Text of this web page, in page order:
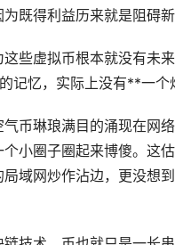
既得利益历来就是阻碍新
些虚拟币根本就没有未
记忆，实际上没有**一个
币琳琅满目的涌现在网
小圈子圈起来博傻。这
域网炒作沾边，更没想